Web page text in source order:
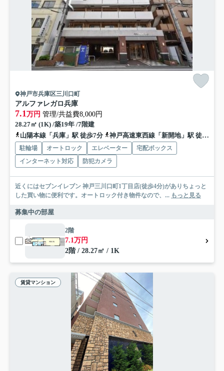
神戸市兵庫区三川口町
アルファレガロ兵庫
7.1 万円 管理/共益費8,000円
28.27㎡ (1K) /築19年 /7階建
山陽本線「兵庫」駅 徒歩7分
神戸高速東西線「新開地」駅 徒歩7分
駐輪場 オートロック エレベーター
宅配ボックス
インターネット対応
防犯カメラ
近くにはセブンイレブン 神戸三川口町1丁目店(徒歩4分)がありちょっと
した買い物に便利です。オートロック付き物件なので、... もっと見る
募集中の部屋
2階
7.1万円
2階 / 28.27㎡ / 1K
賃貸マンション